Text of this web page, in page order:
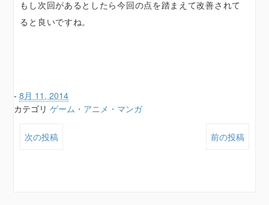
もし次回があるとしたら今回の点を踏まえて改善されて
ると良いですね。
-8月 11, 2014
カテゴリゲーム・アニメ・マンガ
次の投稿 前の投稿